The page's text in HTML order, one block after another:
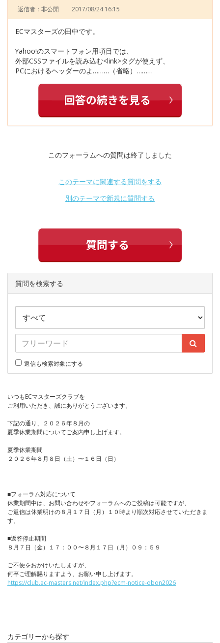
返信者：非公開 2017/08/24 16:15
ECマスターズの田中です。
Yahoo!のスマートフォン用項目では、
外部CSSファイルを読み込む<link>タグが使えず、
PCにおけるヘッダーのよ………（省略）………
このフォーラムへの質問は終了しました
このテーマに関連する質問をする
別のテーマで新規に質問する
質問を検索する
返信も検索対象にする
いつもECマスターズクラブを
ご利用いただき、誠にありがとうございます。
下記の通り、２０２６年８月の
夏季休業期間についてご案内申し上げます。
夏季休業期間
２０２６年８月８日（土）〜１６日（日）
■フォーラム対応について
休業期間中は、お問い合わせやフォーラムへのご投稿は可能ですが、
ご返信は休業明けの８月１７日（月）１０時より順次対応させていただきま
す。
■返答停止期間
８月７日（金）１７：００〜８月１７日（月）０９：５９
ご不便をおかけいたしますが、
何卒ご理解賜りますよう、お願い申し上げます。
https://club.ec-masters.net/index.php?ecm-notice-obon2026
カテゴリーから探す